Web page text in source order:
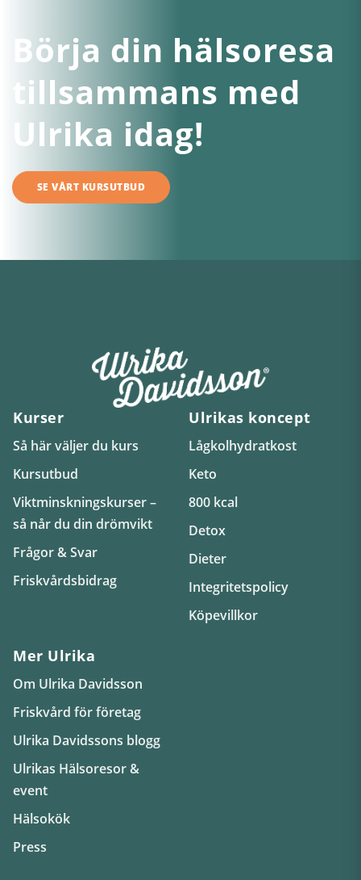
Börja din hälsoresa
tillsammans med
Ulrika idag!
SE VÅRT KURSUTBUD
Kurser
Så här väljer du kurs
Kursutbud
Viktminskningskurser –
så når du din drömvikt
Frågor & Svar
Friskvårdsbidrag
Ulrikas koncept
Lågkolhydratkost
Keto
800 kcal
Detox
Dieter
Integritetspolicy
Köpevillkor
Mer Ulrika
Om Ulrika Davidsson
Friskvård för företag
Ulrika Davidssons blogg
Ulrikas Hälsoresor &
event
Hälsokök
Press